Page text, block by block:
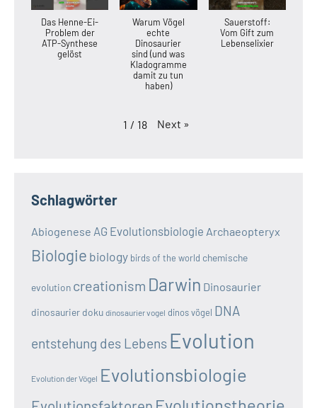
Das Henne-Ei-
Problem der
ATP-Synthese
gelöst
Warum Vögel
echte
Dinosaurier
sind (und was
Kladogramme
damit zu tun
haben)
Sauerstoff:
Vom Gift zum
Lebenselixier
1 / 18 Next »
Schlagwörter
Abiogenese AG Evolutionsbiologie Archaeopteryx
Biologie biology birds of the world chemische
evolution creationism Darwin Dinosaurier
dinosaurier doku dinosaurier vogel dinos vögel DNA
entstehung des Lebens Evolution
Evolution der Vögel Evolutionsbiologie